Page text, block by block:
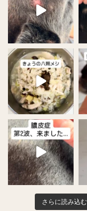
さらに読み込む